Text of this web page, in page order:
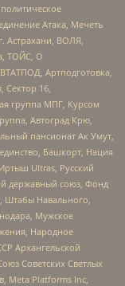
Атака, Мечеть
Астрахани, ВОЛЯ,
ТОЙС, О
Артподготовка,
Сектор 16,
группа МПГ, Курсом
Автоград Крю,
пансионат Ак Умут,
Башкорт, Нация
Ultras, Русский
державный союз, Фонд
Штабы Навального,
Мужское
Народное
Архангельской
Советских Светлых
Meta Platforms Inc,